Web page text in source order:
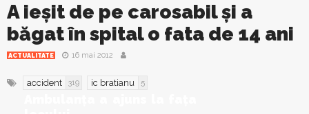
A ieşit de pe carosabil şi a
băgat în spital o fata de 14 ani
ACTUALITATE 16 mai 2012
accident 319 ic bratianu 5